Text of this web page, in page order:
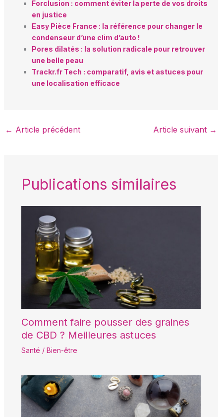
Forclusion : comment éviter la perte de vos droits
en justice
Easy Pièce France : la référence pour changer le
condenseur d’une clim d’auto !
Pores dilatés : la solution radicale pour retrouver
une belle peau
Trackr.fr Tech : comparatif, avis et astuces pour
une localisation efficace
← Article précédent Article suivant →
Publications similaires
Comment faire pousser des graines
de CBD ? Meilleures astuces
Santé / Bien-être